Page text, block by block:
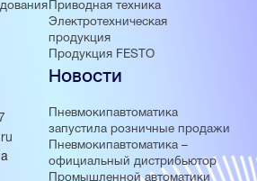
Приводная техника
Электротехническая
продукция
Продукция FESTO
Новости
Пневмокипавтоматика
запустила розничные продажи
Пневмокипавтоматика –
официальный дистрибьютор
Промышленной автоматики